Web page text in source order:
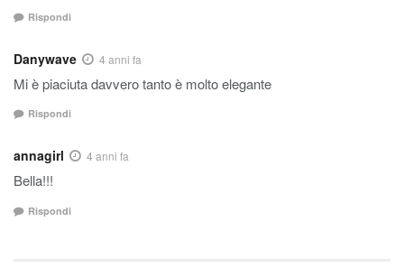
Rispondi
Danywave 4 anni fa
Mi è piaciuta davvero tanto è molto elegante
Rispondi
annagirl 4 anni fa
Bella!!!
Rispondi